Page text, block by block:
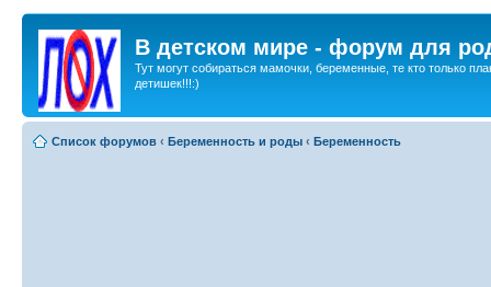
В детском мире - форум для
Тут могут собираться мамочки, беременные, те кто только
детишек!!!:)
Список форумов ‹ Беременность и роды ‹ Беременность